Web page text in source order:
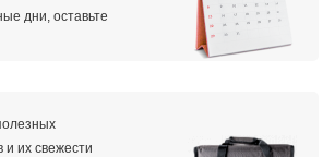
дни, оставьте
и их свежести